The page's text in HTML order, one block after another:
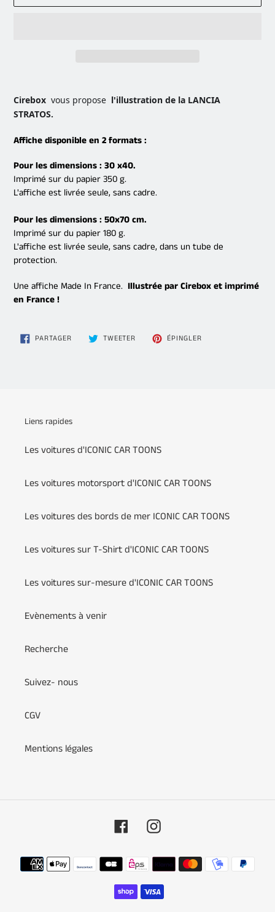
d'un
produit
à
votre
Cirebox vous propose l'illustration de la LANCIA
STRATOS.
Affiche disponible en 2 formats :
Pour les dimensions : 30 x40.
Imprimé sur du papier 350 g.
L'affiche est livrée seule, sans cadre.
Pour les dimensions : 50x70 cm.
Imprimé sur du papier 180 g.
L'affiche est livrée seule, sans cadre, dans un tube de
protection.
Une affiche Made In France. Illustrée par Cirebox et imprimé
en France !
PARTAGERPARTAGER
SUR
TWEETER TWEETERÉPINGLER
Liens rapides
Les voitures d'ICONIC CAR TOONS
Les voitures motorsport d'ICONIC CAR TOONS
Les voitures des bords de mer ICONIC CAR TOONS
Les voitures sur T-Shirt d'ICONIC CAR TOONS
Les voitures sur-mesure d'ICONIC CAR TOONS
Evènements à venir
Recherche
Suivez- nous
CGV
Mentions légales
FacebookInstagram
Moyens
de
paiement